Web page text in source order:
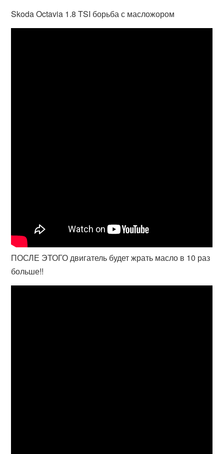
Skoda Octavia 1.8 TSI борьба с масложором
ПОСЛЕ ЭТОГО двигатель будет жрать масло в 10 раз
больше!!